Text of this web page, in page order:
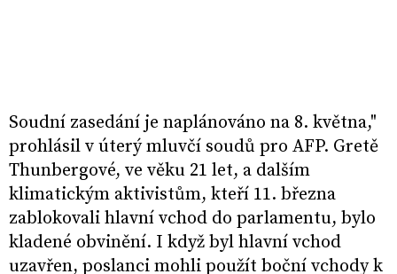
Soudní zasedání je naplánováno na 8. května,"
prohlásil v úterý mluvčí soudů pro AFP. Gretě
Thunbergové, ve věku 21 let, a dalším
klimatickým aktivistům, kteří 11. března
zablokovali hlavní vchod do parlamentu, bylo
kladené obvinění. I když byl hlavní vchod
uzavřen, poslanci mohli použít boční vchody k